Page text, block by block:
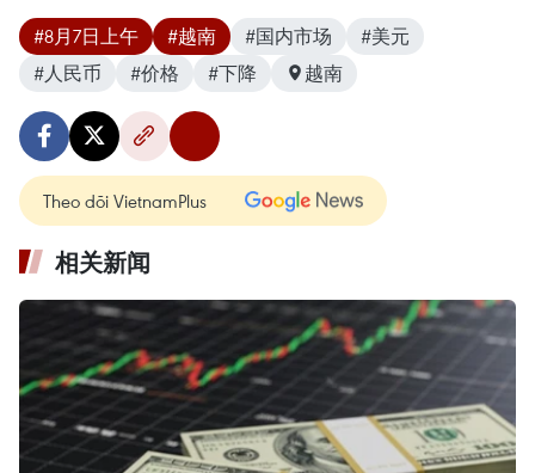
#8月7日上午 #越南 #国内市场
#美元
#人民币
#价格 #下降 越南
Theo dõi VietnamPlus
相关新闻